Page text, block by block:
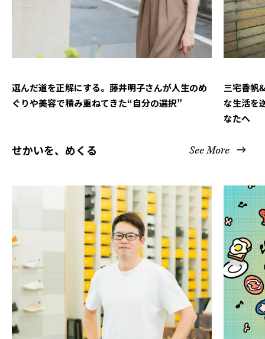
選んだ道を正解にする。藤井明子さんが人生のめ
ぐりや美容で積み重ねてきた“自分の選択”
三宅香帆
な生活を
なたへ
せかいを、めくる See More